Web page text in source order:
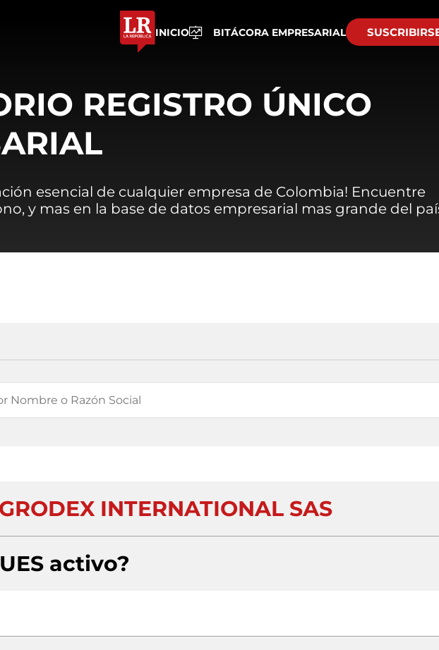
INICIO BITÁCORA EMPRESARIAL
REGISTRO ÚNICO
esencial de cualquier empresa de Colombia! Encuentre
y mas en la base de datos empresarial mas grande del
INTERNATIONAL SAS
activo?